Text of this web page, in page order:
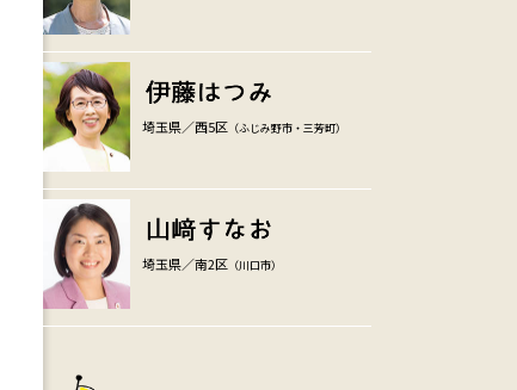
埼玉県／西5区 （ふじみ野市・三芳町）
埼玉県／南2区 （川口市）